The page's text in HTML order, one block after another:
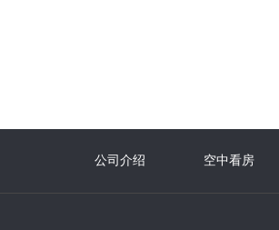
公司介绍 空中看房